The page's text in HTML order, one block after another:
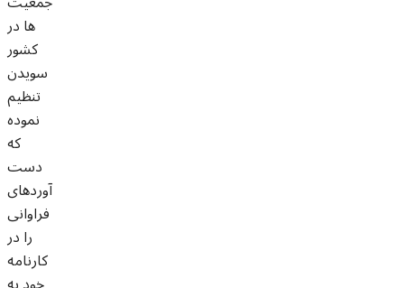
ها در
کشور
سویدن
تنظیم
نموده
که
دست
آوردهای
فراوانی
را در
کارنامه